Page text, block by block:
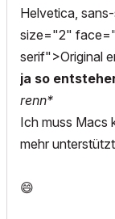
Helvetica,
size="2"
serif">Original
ja so
renn*
Ich muss Macs
mehr
😄